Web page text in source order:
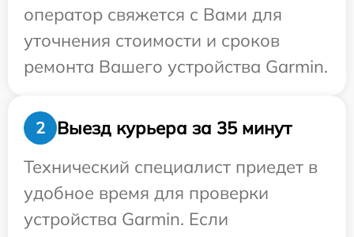
оператор свяжется с Вами для
уточнения стоимости и сроков
ремонта Вашего устройства Garmin.
2
Выезд курьера за 35 минут
Технический специалист приедет в
удобное время для проверки
устройства Garmin. Если